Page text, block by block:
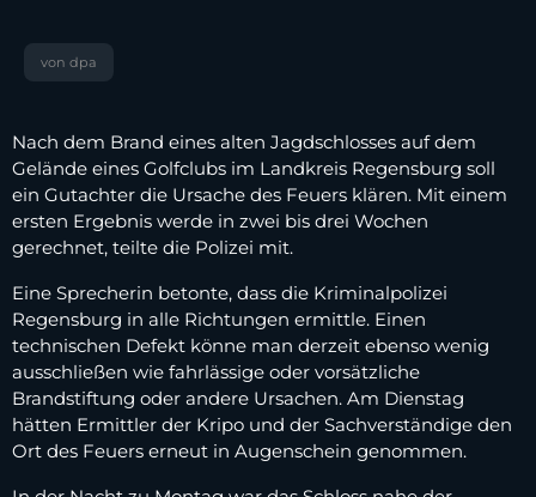
von dpa
Nach dem Brand eines alten Jagdschlosses auf dem
Gelände eines Golfclubs im Landkreis Regensburg soll
ein Gutachter die Ursache des Feuers klären. Mit einem
ersten Ergebnis werde in zwei bis drei Wochen
gerechnet, teilte die Polizei mit.
Eine Sprecherin betonte, dass die Kriminalpolizei
Regensburg in alle Richtungen ermittle. Einen
technischen Defekt könne man derzeit ebenso wenig
ausschließen wie fahrlässige oder vorsätzliche
Brandstiftung oder andere Ursachen. Am Dienstag
hätten Ermittler der Kripo und der Sachverständige den
Ort des Feuers erneut in Augenschein genommen.